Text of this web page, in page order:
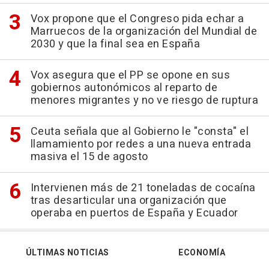
Vox propone que el Congreso pida echar a
Marruecos de la organización del Mundial de
2030 y que la final sea en España
Vox asegura que el PP se opone en sus
gobiernos autonómicos al reparto de
menores migrantes y no ve riesgo de ruptura
Ceuta señala que al Gobierno le "consta" el
llamamiento por redes a una nueva entrada
masiva el 15 de agosto
Intervienen más de 21 toneladas de cocaína
tras desarticular una organización que
operaba en puertos de España y Ecuador
ÚLTIMAS NOTICIAS
ECONOMÍA